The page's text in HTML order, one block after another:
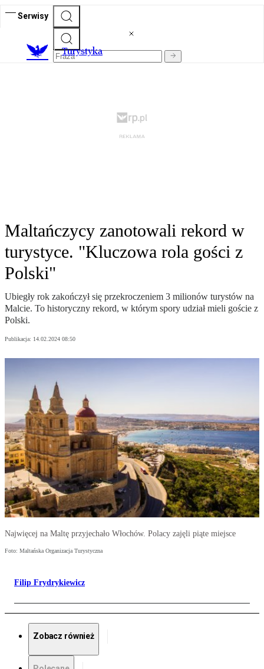
Serwisy
Turystyka
Maltańczycy zanotowali rekord w
turystyce. "Kluczowa rola gości z
Polski"
Ubiegły rok zakończył się przekroczeniem 3 milionów turystów na
Malcie. To historyczny rekord, w którym spory udział mieli goście z
Polski.
Publikacja: 14.02.2024 08:50
Najwięcej na Maltę przyjechało Włochów. Polacy zajęli piąte miejsce
Foto: Maltańska Organizacja Turystyczna
Filip Frydrykiewicz
Zobacz również